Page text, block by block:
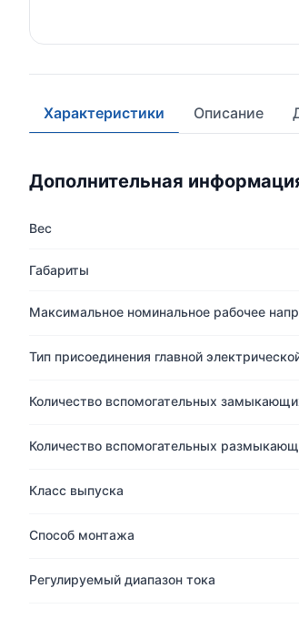
Характеристики Описание
Дополнительная
Вес
Габариты
Максимальное номинальное рабочее
Тип присоединения главной
Количество вспомогательных
Количество вспомогательных
Класс выпуска
Способ монтажа
Регулируемый диапазон тока